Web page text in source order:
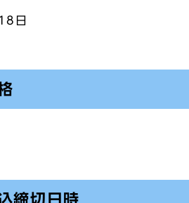
日
締切日時